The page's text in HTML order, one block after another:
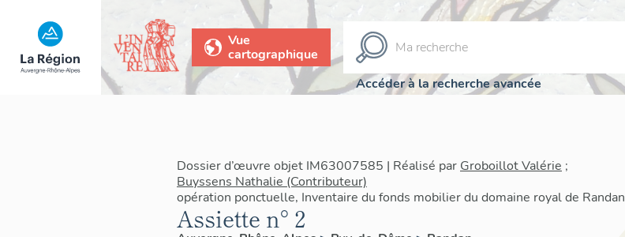
Vue
cartographique
Accéder à la recherche avancée
Dossier d’œuvre objet IM63007585 | Réalisé par Groboillot Valérie ;
Buyssens Nathalie (Contributeur)
opération ponctuelle, Inventaire du fonds mobilier du domaine royal de Randan
Assiette n° 2